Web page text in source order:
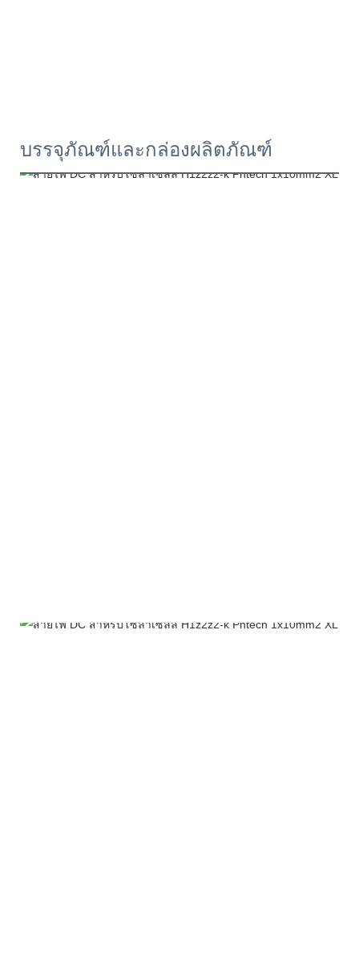
บรรจุภัณฑ์และกล่องผลิตภัณฑ์